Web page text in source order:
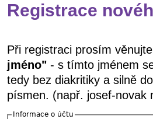
Registrace
Při registraci prosím
jméno" - s tímto jménem
tedy bez diakritiky a silně
písmen. (např. josef-novak
Informace o účtu